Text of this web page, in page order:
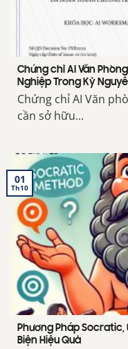
Chứng chỉ AI Văn
Nghiệp Trong Kỷ
Chứng chỉ AI Văn
cần sở hữu...
Phương Pháp Socratic,
Biện Hiệu Quả
01
Th10